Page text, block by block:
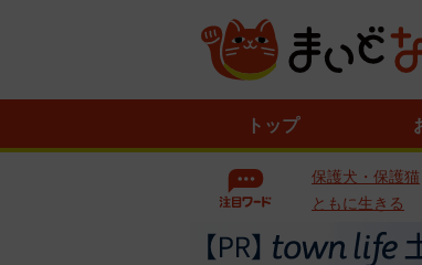
トップ
保護犬・保護猫
ともに生きる